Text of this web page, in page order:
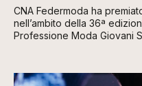
CNA Federmoda ha
nell’ambito della 36ª
Professione Moda Giovani